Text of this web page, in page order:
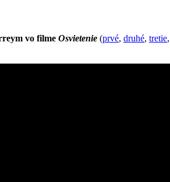
vo filme Osvietenie (prvé, druhé, tretie,